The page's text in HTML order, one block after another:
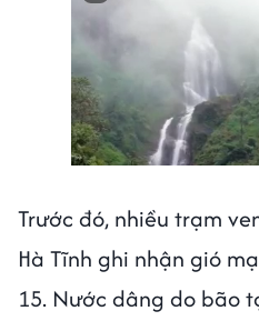
Next video in 1
Trước đó, nhiều trạm
Hà Tĩnh ghi nhận gió
15. Nước dâng do bão